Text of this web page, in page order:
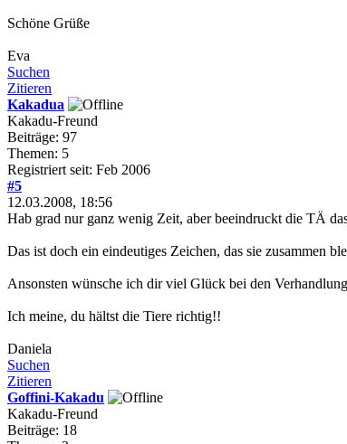
Schöne Grüße
Eva
Suchen
Zitieren
Kakadua
Kakadu-Freund
Beiträge: 97
Themen: 5
Registriert seit: Feb 2006
#5
12.03.2008, 18:56
Hab grad nur ganz wenig Zeit, aber beeindruckt die TÄ
Das ist doch ein eindeutiges Zeichen, das sie zusammen
Ansonsten wünsche ich dir viel Glück bei den
Ich meine, du hältst die Tiere richtig!!
Daniela
Suchen
Zitieren
Goffini-Kakadu
Kakadu-Freund
Beiträge: 18